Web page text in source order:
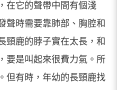
在它的聲帶中間有個淺
聲時需要靠肺部、胸腔和
頸鹿的脖子實在太長，和
要是叫起來很費力氣。所
但有時，年幼的長頸鹿找